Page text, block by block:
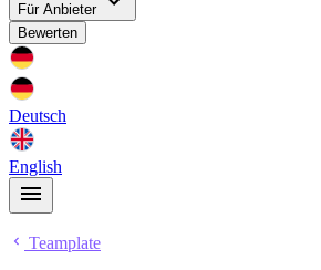
Für Anbieter
Bewerten
Deutsch
English
Teamplate